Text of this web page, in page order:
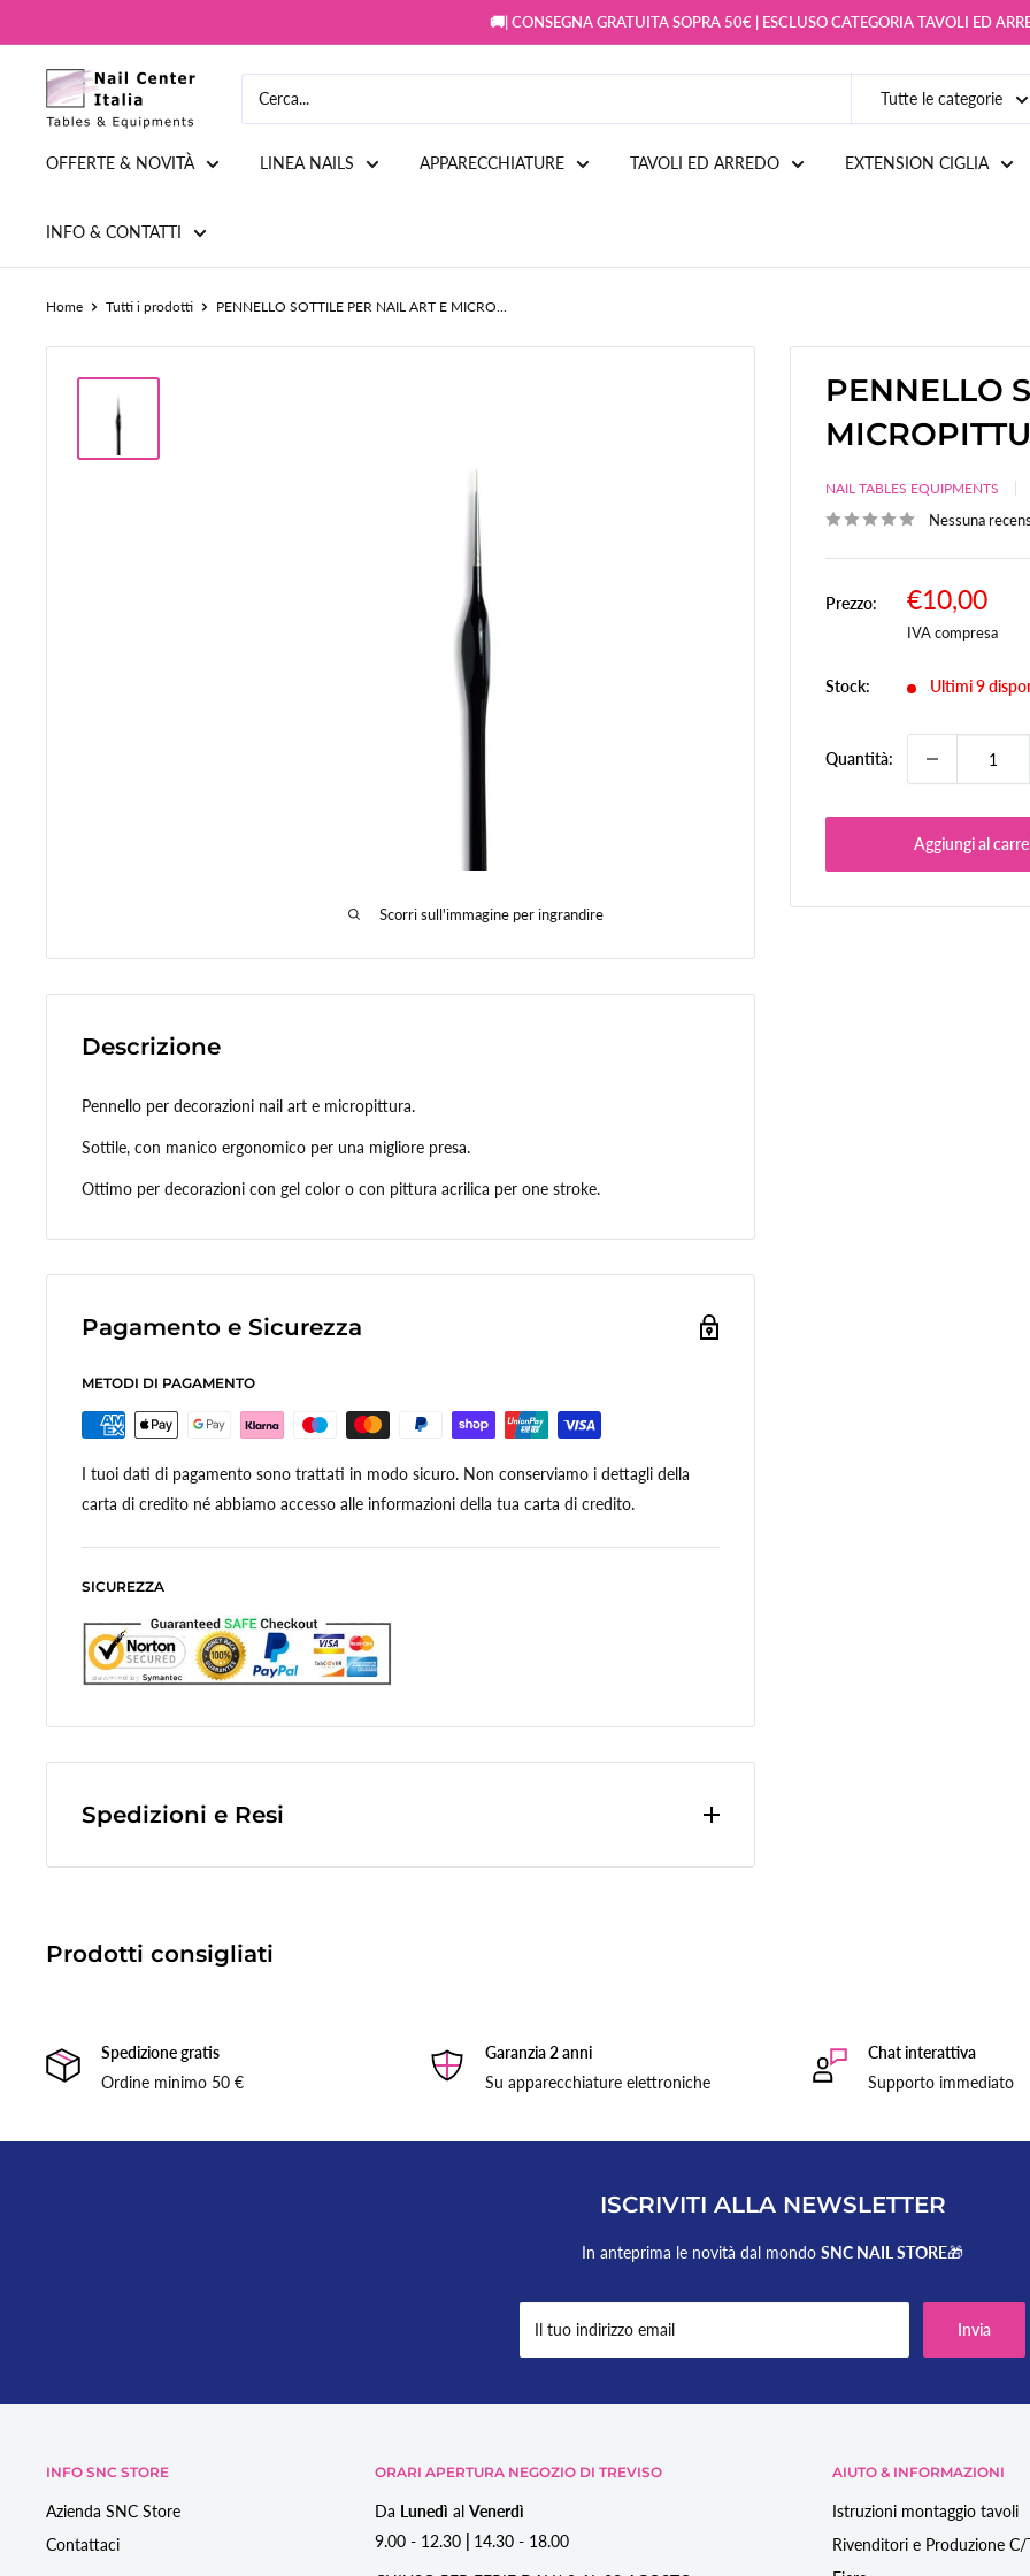
al
contenuto
🚚| CONSEGNA GRATUITA SOPRA 50€ | ESCLUSO CATEGORIA TAVOLI ED
Snc
Nail
Tutte le categorie
OFFERTE & NOVITÀ LINEA NAILS APPARECCHIATURE TAVOLI ED ARREDO EXTENSION CIGLIA
INFO & CONTATTI
Home Tutti i prodotti PENNELLO SOTTILE PER NAIL ART E MICRO...
Scorri sull'immagine per ingrandire
PENNELLO
NAIL TABLES EQUIPMENTS
Nessuna
Prezzo:
Prezzo
scontato
€10,00
IVA compresa
Stock: Ultimi 9
Quantità:
Aggiungi al
Descrizione
Pennello per decorazioni nail art e micropittura.
Sottile, con manico ergonomico per una migliore presa.
Ottimo per decorazioni con gel color o con pittura acrilica per one stroke.
Pagamento e Sicurezza
METODI DI PAGAMENTO
I tuoi dati di pagamento sono trattati in modo sicuro. Non conserviamo i dettagli della
carta di credito né abbiamo accesso alle informazioni della tua carta di credito.
SICUREZZA
Spedizioni e Resi
Le spese di spedizione sono a contributo fisso di10,0€e vengono calcolate nella fase
Tempo di recapito1/2gg lavorativi successivi a quello della spedizione (2/3gg per le Isole
di smarrimenti o ritardi causati dai corrieri, è consigliabile
danneggiati dal trasporto, accettate la merce con riserva specifica, specificando
SPEDIZIONE GRATUITA PER ORDINI SUPERIORI A 50,00 €
Prodotti consigliati
Spedizione gratis
Ordine minimo 50 €
Garanzia 2 anni
Su apparecchiature elettroniche
Chat interattiva
Supporto immediato
ISCRIVITI ALLA NEWSLETTER
In anteprima le novità dal mondo SNC NAIL STORE🎁
Il tuo indirizzo email Invia
INFO SNC STORE
Azienda SNC Store
Contattaci
ORARI APERTURA NEGOZIO DI TREVISO
Da Lunedì al Venerdì
9.00 - 12.30
14.30 - 18.00
AIUTO & INFORMAZIONI
Istruzioni montaggio tavoli
Rivenditori e Produzione C/